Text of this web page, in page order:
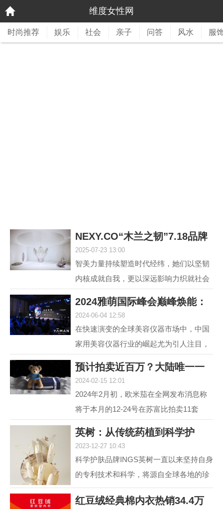
维度女性网
时尚推荐 娱乐 社会 亲子 问答 风水 服
NEXY.CO“木兰之韧”7.18品牌
2025-07-23 13:00
智美力量持续塑造时代经纬，她们以坚韧
内核成就自我，更以深远影响力织就社会
牌NEXY.CO（奈蔻）...
2024雅萌国际峰会巅峰焕能：
2024-06-04 12:58
在快速演变的全球美容仪器市场中，中国
家用美容仪器行业的崛起尤为引人注目，
到快速增长的转变，...
预计拍卖近百万？大陆唯一一
2024-02-15 12:01
2024年2月初，欧米茄在全网发布消息称
将于本月的12-24号在苏富比拍卖11套
腕表手提箱套装。但是截...
英树：从传统药植到科学护
2023-12-27 10:43
科学护肤品牌INGS英树一直以来坚持自身
的专利技术和科学，将源自全球各地的珍
贵自然原料，转化为安全高效的护肤配
方，不断解锁肌肤自身...
红豆绒经典棉内衣热销34.4万